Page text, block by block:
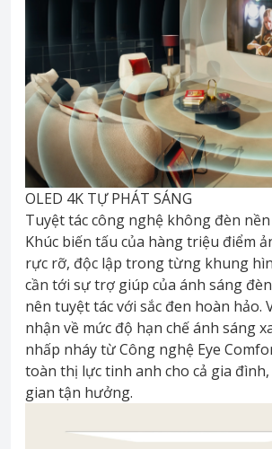
OLED 4K TỰ PHÁT SÁNG
Tuyệt tác công nghệ không đèn nền
Khúc biến tấu của hàng triệu điểm
rực rỡ, độc lập trong từng khung
cần tới sự trợ giúp của ánh sáng
nên tuyệt tác với sắc đen hoàn hảo.
nhận về mức độ hạn chế ánh sáng
nhấp nháy từ Công nghệ Eye
toàn thị lực tinh anh cho cả gia
gian tận hưởng.